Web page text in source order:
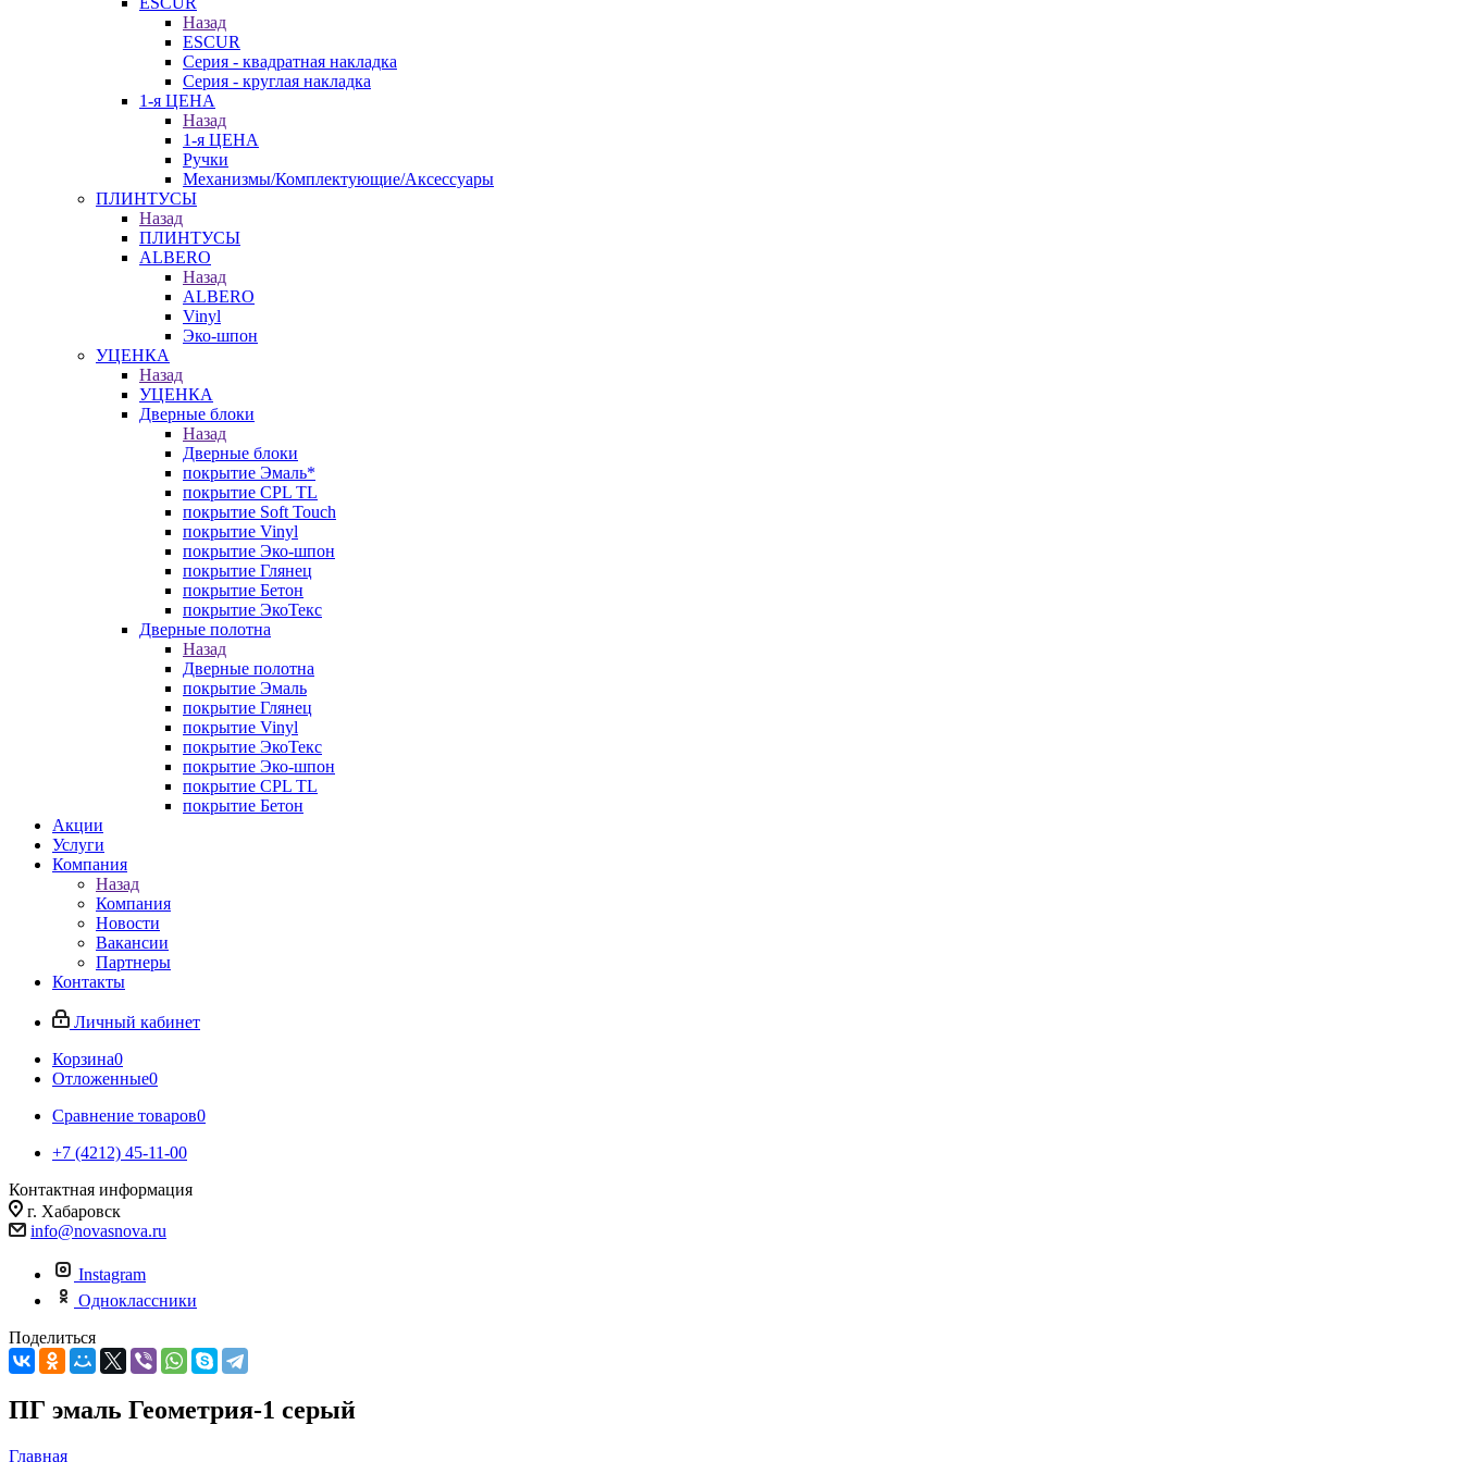
Назад
ESCUR
Серия - квадратная накладка
Серия - круглая накладка
1-я ЦЕНА
Назад
1-я ЦЕНА
Ручки
Механизмы/Комплектующие/Аксессуары
ПЛИНТУСЫ
Назад
ПЛИНТУСЫ
ALBERO
Назад
ALBERO
Vinyl
Эко-шпон
УЦЕНКА
Назад
УЦЕНКА
Дверные блоки
Назад
Дверные блоки
покрытие Эмаль*
покрытие CPL TL
покрытие Soft Touch
покрытие Vinyl
покрытие Эко-шпон
покрытие Глянец
покрытие Бетон
покрытие ЭкоТекс
Дверные полотна
Назад
Дверные полотна
покрытие Эмаль
покрытие Глянец
покрытие Vinyl
покрытие ЭкоТекс
покрытие Эко-шпон
покрытие CPL TL
покрытие Бетон
Акции
Услуги
Компания
Назад
Компания
Новости
Вакансии
Партнеры
Контакты
Личный кабинет
Корзина0
Отложенные0
Сравнение товаров0
+7 (4212) 45-11-00
Контактная информация
г. Хабаровск
info@novasnova.ru
Instagram
Одноклассники
Поделиться
ПГ эмаль Геометрия-1 серый
Главная